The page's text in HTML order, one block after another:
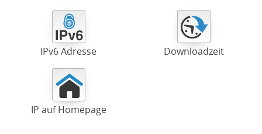
IPv6 Adresse Downloadzeit
IP auf Homepage